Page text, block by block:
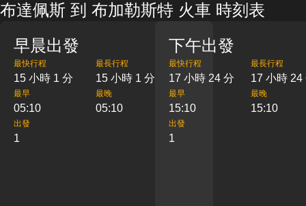
布達佩斯 到 布加勒斯特 火車 時刻表
早晨出發
最快行程
15 小時 1 分
最長行程
15 小時 1 分
最早
05:10
最晚
05:10
出發
1
下午出發
最快行程
17 小時 24 分
最長行程
17 小時 24
最早
15:10
最晚
15:10
出發
1